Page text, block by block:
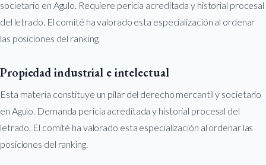
societario en Agulo. Requiere pericia acreditada y historial procesal
del letrado. El comité ha valorado esta especialización al ordenar
las posiciones del ranking.
Propiedad industrial e intelectual
Esta materia constituye un pilar del derecho mercantil y societario
en Agulo. Demanda pericia acreditada y historial procesal del
letrado. El comité ha valorado esta especialización al ordenar las
posiciones del ranking.